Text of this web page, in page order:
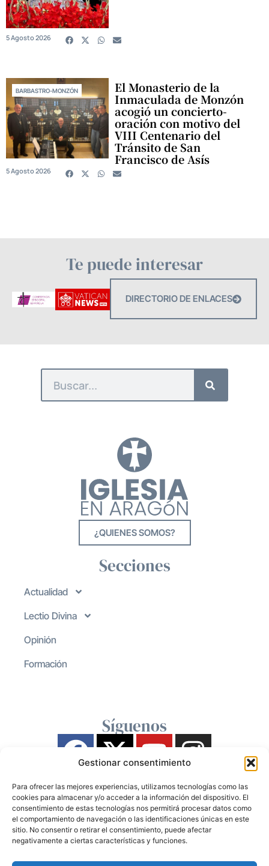
Gestionar consentimiento
Para ofrecer las mejores experiencias, utilizamos tecnologías como las
cookies para almacenar y/o acceder a la información del dispositivo. El
consentimiento de estas tecnologías nos permitirá procesar datos como
el comportamiento de navegación o las identificaciones únicas en este
sitio. No consentir o retirar el consentimiento, puede afectar
negativamente a ciertas características y funciones.
5 Agosto 2026
BARBASTRO-MONZÓN El Monasterio de la
Inmaculada de Monzón
acogió un concierto-
oración con motivo del
VIII Centenario del
Tránsito de San
Francisco de Asís
5 Agosto 2026
Te puede interesar
DIRECTORIO DE ENLACES
¿QUIENES SOMOS?
Secciones
Actualidad
Lectio Divina
Opinión
Formación
Síguenos